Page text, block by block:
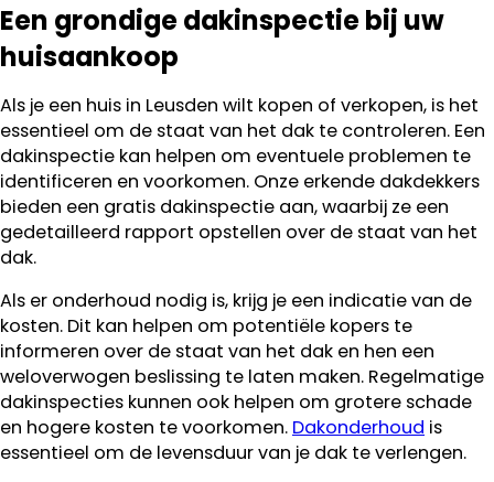
Een grondige dakinspectie bij uw
huisaankoop
Als je een huis in Leusden wilt kopen of verkopen, is het
essentieel om de staat van het dak te controleren. Een
dakinspectie kan helpen om eventuele problemen te
identificeren en voorkomen. Onze erkende dakdekkers
bieden een gratis dakinspectie aan, waarbij ze een
gedetailleerd rapport opstellen over de staat van het
dak.
Als er onderhoud nodig is, krijg je een indicatie van de
kosten. Dit kan helpen om potentiële kopers te
informeren over de staat van het dak en hen een
weloverwogen beslissing te laten maken. Regelmatige
dakinspecties kunnen ook helpen om grotere schade
en hogere kosten te voorkomen. Dakonderhoud is
essentieel om de levensduur van je dak te verlengen.